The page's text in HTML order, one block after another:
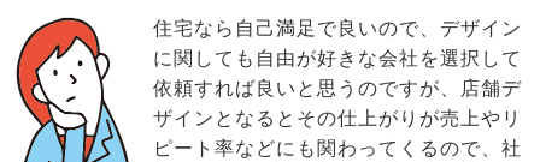
住宅なら自己満足で良いので、デザイン
に関しても自由が好きな会社を選択して
依頼すれば良いと思うのですが、店舗デ
ザインとなるとその仕上がりが売上やリ
ピート率などにも関わってくるので、社